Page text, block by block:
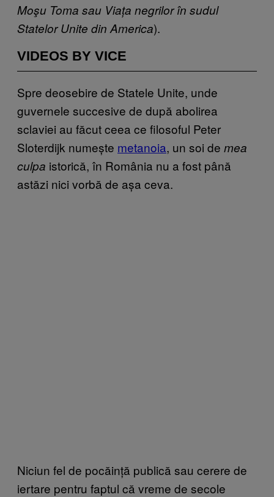
Moşu Toma sau Viața negrilor în sudul
Statelor Unite din America).
VIDEOS BY VICE
Spre deosebire de Statele Unite, unde
guvernele succesive de după abolirea
sclaviei au făcut ceea ce filosoful Peter
Sloterdijk numește metanoia, un soi de mea
culpa istorică, în România nu a fost până
astăzi nici vorbă de așa ceva.
Niciun fel de pocăință publică sau cerere de
iertare pentru faptul că vreme de secole